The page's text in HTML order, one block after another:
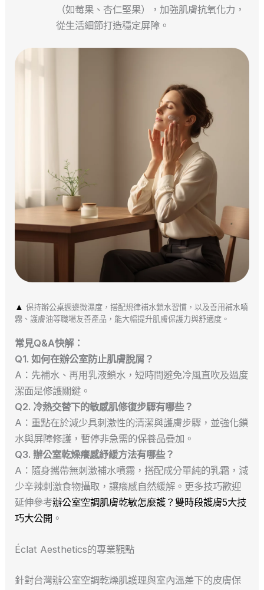
（如莓果、杏仁堅果），加強肌膚抗氧化力，
從生活細節打造穩定屏障。
▲ 保持辦公桌週邊微濕度，搭配規律補水鎖水習慣，以及善用補水噴
霧、護膚油等職場友善產品，能大幅提升肌膚保護力與舒適度。
常見Q&A快解：
Q1. 如何在辦公室防止肌膚脫屑？
A：先補水、再用乳液鎖水，短時間避免冷風直吹及過度
潔面是修護關鍵。
Q2. 冷熱交替下的敏感肌修復步驟有哪些？
A：重點在於減少具刺激性的清潔與護膚步驟，並強化鎖
水與屏障修護，暫停非急需的保養品疊加。
Q3. 辦公室乾燥癢感紓緩方法有哪些？
A：隨身攜帶無刺激補水噴霧，搭配成分單純的乳霜，減
少辛辣刺激食物攝取，讓癢感自然緩解。更多技巧歡迎
延伸參考辦公室空調肌膚乾敏怎麼護？雙時段護膚5大技
巧大公開 。
Éclat Aesthetics的專業觀點
針對台灣辦公室空調乾燥肌護理與室內溫差下的皮膚保